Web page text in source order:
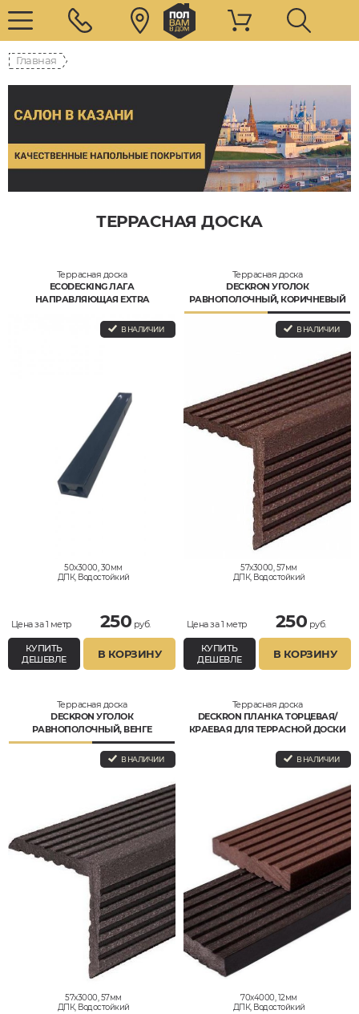
Главная
ТЕРРАСНАЯ ДОСКА
Террасная доска
ECODECKING ЛАГА
НАПРАВЛЯЮЩАЯ EXTRA
В НАЛИЧИИ
50x3000, 30мм
ДПК, Водостойкий
Цена за 1 метр 250 руб.
КУПИТЬ
ДЕШЕВЛЕ
В КОРЗИНУ
Террасная доска
DECKRON УГОЛОК
РАВНОПОЛОЧНЫЙ, КОРИЧНЕВЫЙ
В НАЛИЧИИ
57x3000, 57мм
ДПК, Водостойкий
Цена за 1 метр 250 руб.
КУПИТЬ
ДЕШЕВЛЕ
В КОРЗИНУ
Террасная доска
DECKRON УГОЛОК
РАВНОПОЛОЧНЫЙ, ВЕНГЕ
В НАЛИЧИИ
57x3000, 57мм
ДПК, Водостойкий
Террасная доска
DECKRON ПЛАНКА ТОРЦЕВАЯ/
КРАЕВАЯ ДЛЯ ТЕРРАСНОЙ ДОСКИ
В НАЛИЧИИ
70x4000, 12мм
ДПК, Водостойкий